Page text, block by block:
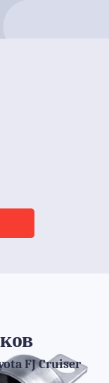
FJ Cruiser